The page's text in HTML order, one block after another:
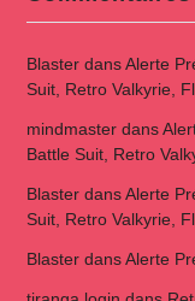
BlasterdansAlerte
Suit, Retro Valkyrie,
mindmasterdans
Battle Suit, Retro
BlasterdansAlerte
Suit, Retro Valkyrie,
BlasterdansAlerte